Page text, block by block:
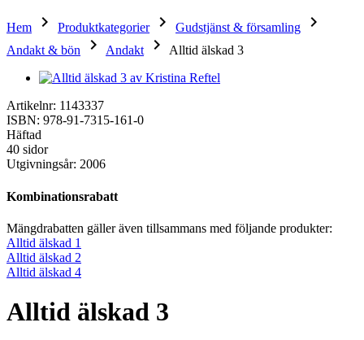
Hem keyboard_arrow_right Produktkategorier keyboard_arrow_right Gudstjänst & församling keyboard_arrow_right
Andakt & bön keyboard_arrow_right Andakt keyboard_arrow_right Alltid älskad 3
Artikelnr: 1143337
ISBN: 978-91-7315-161-0
Häftad
40 sidor
Utgivningsår: 2006
Kombinationsrabatt
Mängdrabatten gäller även tillsammans med följande produkter:
Alltid älskad 1
Alltid älskad 2
Alltid älskad 4
Alltid älskad 3